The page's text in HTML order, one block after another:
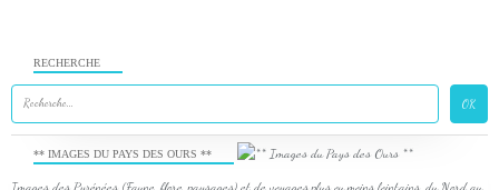
RECHERCHE
** IMAGES DU PAYS DES OURS **